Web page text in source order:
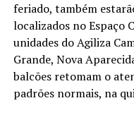
feriado, também
localizados no Espaço
unidades do Agiliza
Grande, Nova
balcões retomam o
padrões normais, na